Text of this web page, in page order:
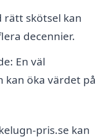
rätt skötsel kan
decennier.
En väl
kan öka värdet på
pris.se kan